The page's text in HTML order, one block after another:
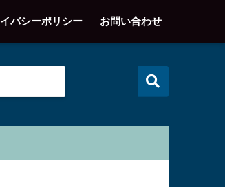
バシーポリシー お問い合わせ